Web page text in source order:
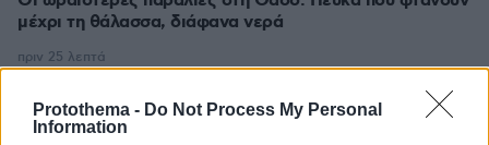
Protothema - Do Not Process My Personal
Information
μέχρι τη θάλασσα, διάφανα νερά
μυστικό που κερδίζει όλο και περισσότερους θαυμαστές
πριν 25 λεπτά
πριν 29 λεπτά